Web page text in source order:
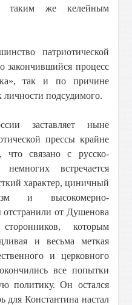
таким же келейным
патриотической
закончившийся процесс
так и по причине
личности подсудимого.
заставляет ныне
прессы крайне
что связано с русско-
встречается
характер, циничный
и высокомерно-
от Душенова
которым
и весьма меткая
и церковного
все попытки
политику. Он остался
для Константина настал